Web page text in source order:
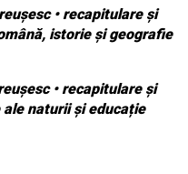
• recapitulare și
istorie și geografie
• recapitulare și
naturii și educație